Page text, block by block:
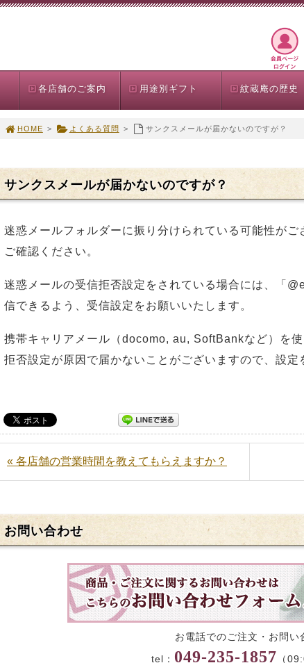
各店舗のご案内 用途別ギフト 紋蔵庵の歴史
HOME > よくある質問 > サンクスメールが届かないのですが？
サンクスメールが届かないのですが？
迷惑メールフォルダーに振り分けられている可能性が
ご確認ください。
迷惑メールの受信拒否設定をされている場合には、「
信できるよう、受信設定をお願いいたします。
携帯キャリアメール（docomo, au, SoftBankなど）を
拒否設定が原因で届かないことがございますので、設定
« 各店舗の営業時間を教えてもらえますか？
お問い合わせ
お電話でのご注文・お問い
tel： 049-235-1857 （